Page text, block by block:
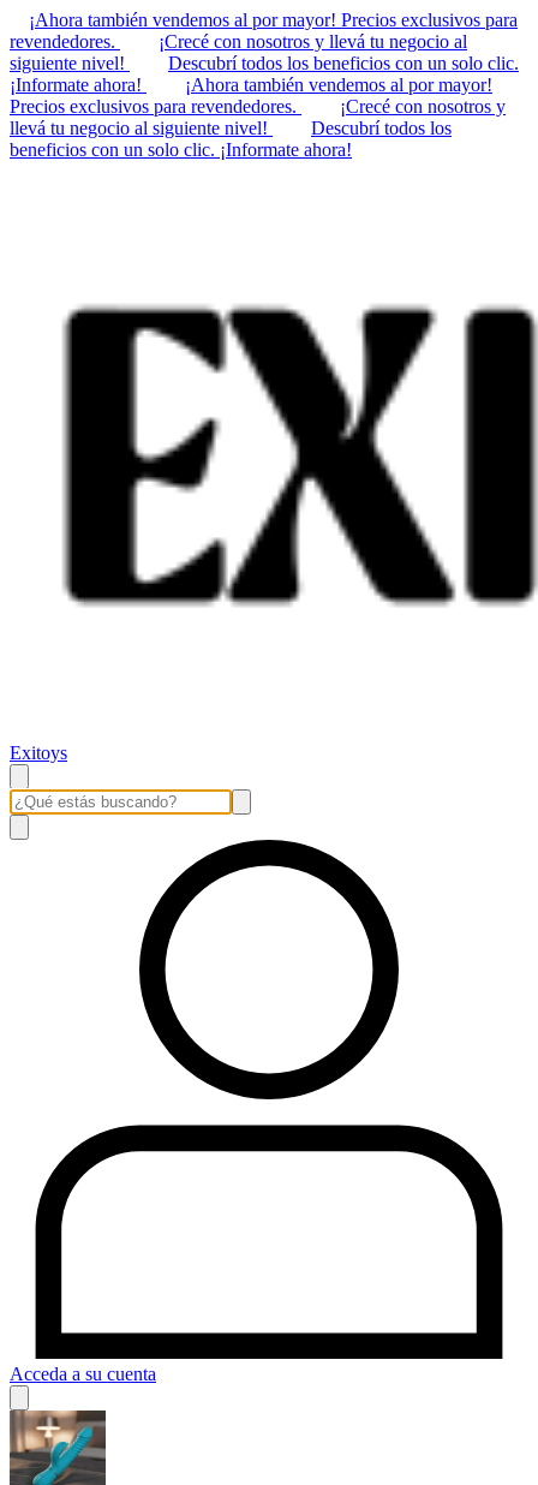
¡Ahora también vendemos al por mayor! Precios exclusivos para
revendedores.
¡Crecé con nosotros y llevá tu negocio al
siguiente nivel!
Descubrí todos los beneficios con un solo clic.
¡Informate ahora!
¡Ahora también vendemos al por mayor!
Precios exclusivos para revendedores.
¡Crecé con nosotros y
llevá tu negocio al siguiente nivel!
Descubrí todos los
beneficios con un solo clic. ¡Informate ahora!
Exitoys
Acceda a su cuenta